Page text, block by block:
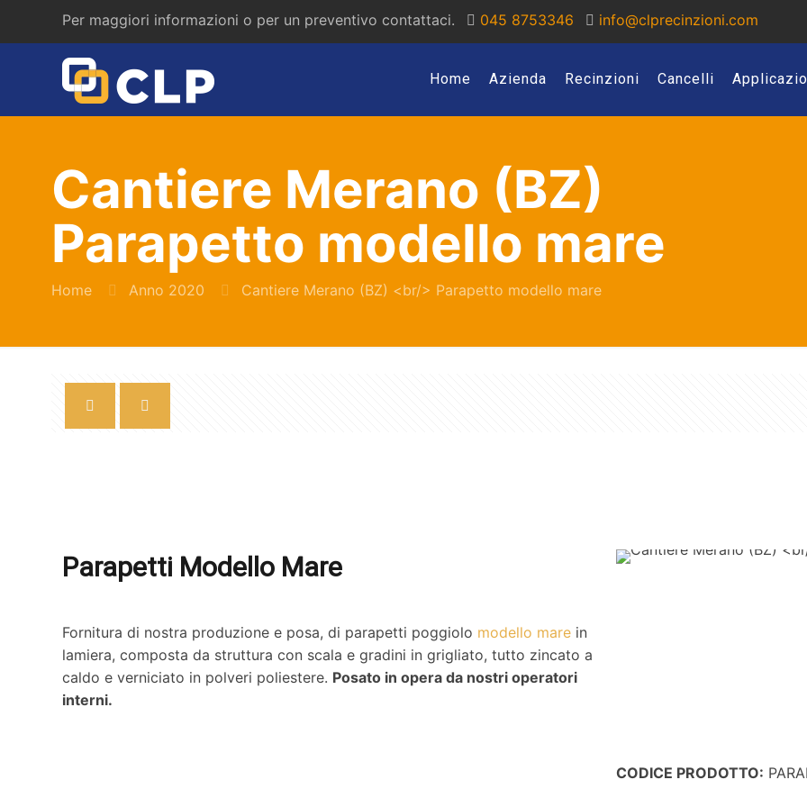
Per maggiori informazioni o per un preventivo contattaci. 045 8753346 info@clprecinzioni.com
Home Azienda Recinzioni Cancelli
Cantiere Merano (BZ)
Parapetto modello mare
Home Anno 2020 Cantiere Merano (BZ) <br/> Parapetto modello mare
Parapetti Modello Mare
Fornitura di nostra produzione e posa, di parapetti poggiolo modello mare in
lamiera, composta da struttura con scala e gradini in grigliato, tutto zincato a
caldo e verniciato in polveri poliestere. Posato in opera da nostri operatori
interni.
CODICE PRODOTTO: